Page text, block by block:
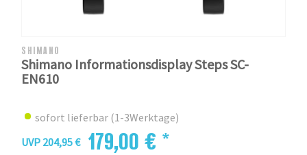
SHIMANO
Shimano Informationsdisplay Steps SC-
EN610
sofort lieferbar (1-3Werktage)
UVP 204,95 € 179,00 € *